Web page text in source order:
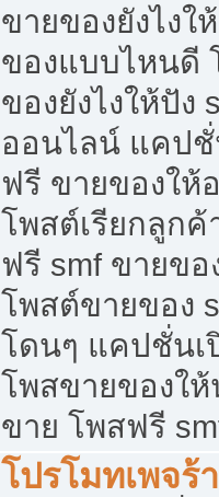
ขายของยังไง
ของแบบไหนดี
ของยังไงให้ปั
ออนไลน์ แคป
ฟรี ขายของให้
โพสต์เรียกลูกค้
ฟรี smf ขายขอ
โพสต์ขายของ
โดนๆ แคปชั่นเ
โพสขายของใ
ขาย โพสฟรี
โปรโมทเพจร้